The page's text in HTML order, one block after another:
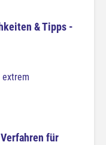
& Tipps -
extrem
für